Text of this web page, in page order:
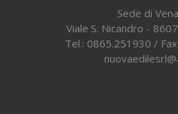
Sede di
Viale S. Nicandro -
Tel.: 0865.251930 /